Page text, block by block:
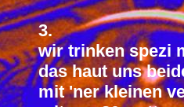
3.
wir trinken spezi
das haut uns
mit 'ner kleinen